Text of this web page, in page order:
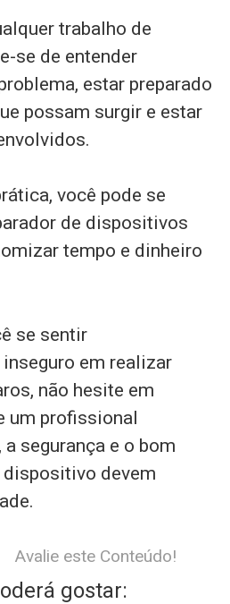
trabalho de
se de entender
estar preparado
possam surgir e estar
você pode se
de dispositivos
tempo e dinheiro
se sentir
em realizar
não hesite em
um profissional
segurança e o bom
devem
Avalie este Conteúdo!
gostar: